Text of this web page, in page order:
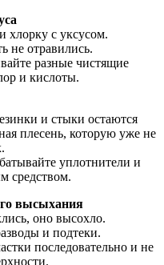
хлорку с уксусом.
не отравились.
разные чистящие
и кислоты.
и стыки остаются
плесень, которую уже не
уплотнители и
средством.
высыхания
оно высохло.
и подтеки.
последовательно и не